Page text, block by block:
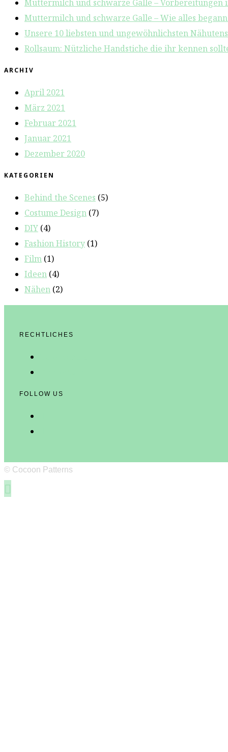
Muttermilch und schwarze Galle – Vorbereitungen
Muttermilch und schwarze Galle – Wie alles
Unsere 10 liebsten und ungewöhnlichsten
Rollsaum: Nützliche Handstiche die ihr kennen
ARCHIV
April 2021
März 2021
Februar 2021
Januar 2021
Dezember 2020
KATEGORIEN
Behind the Scenes (5)
Costume Design (7)
DIY (4)
Fashion History (1)
Film (1)
Ideen (4)
Nähen (2)
RECHTLICHES
FOLLOW US
© Cocoon Patterns